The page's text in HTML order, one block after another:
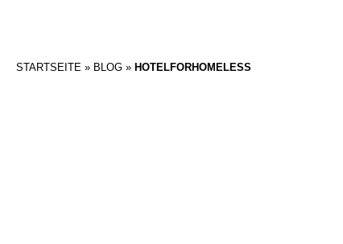
STARTSEITE » BLOG » HOTELFORHOMELESS